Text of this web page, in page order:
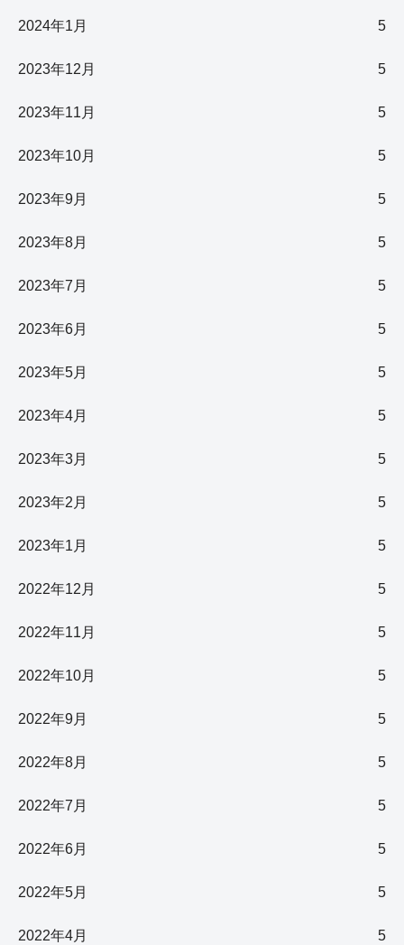
2024年1月 5
2023年12月 5
2023年11月 5
2023年10月 5
2023年9月 5
2023年8月 5
2023年7月 5
2023年6月 5
2023年5月 5
2023年4月 5
2023年3月 5
2023年2月 5
2023年1月 5
2022年12月 5
2022年11月 5
2022年10月 5
2022年9月 5
2022年8月 5
2022年7月 5
2022年6月 5
2022年5月 5
2022年4月 5